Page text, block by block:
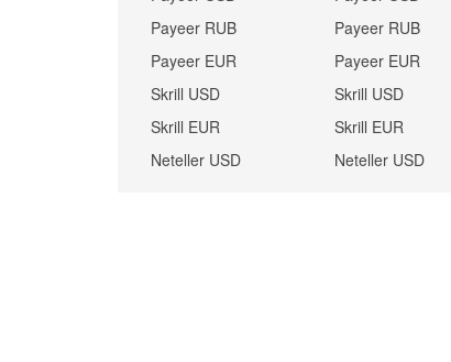
Payeer RUB
Payeer EUR
Skrill USD
Skrill EUR
Neteller USD
Payeer RUB
Payeer EUR
Skrill USD
Skrill EUR
Neteller USD